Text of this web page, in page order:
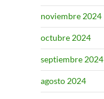
noviembre 2024
octubre 2024
septiembre 2024
agosto 2024